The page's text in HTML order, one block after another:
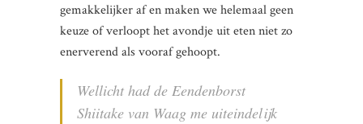
gemakkelijker af en maken we helemaal geen
keuze of verloopt het avondje uit eten niet zo
enerverend als vooraf gehoopt.
Wellicht had de Eendenborst
Shiitake van Waag me uiteindelijk